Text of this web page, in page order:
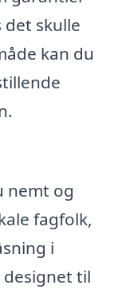
det skulle
kan du
nemt og
fagfolk,
i
designet til